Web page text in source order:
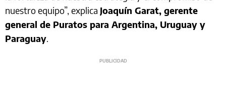
nuestro equipo”, explica Joaquín Garat, gerente
general de Puratos para Argentina, Uruguay y
Paraguay.